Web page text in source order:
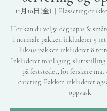
11月10日(金) Plassering er
Her kan du velge deg tapas &
I normale pakken inkluderer 5
luksus pakken inkluderer 8
Inkluderer matlaging, sluttstilling
på feststedet, for ferskere
catering. Pakken inkluderer
oppvask.